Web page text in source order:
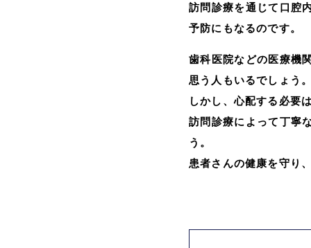
訪問診療を通じて口腔
予防にもなるのです。
歯科医院などの医療機
思う人もいるでしょう
しかし、心配する必要
訪問診療によって丁寧
う。
患者さんの健康を守り